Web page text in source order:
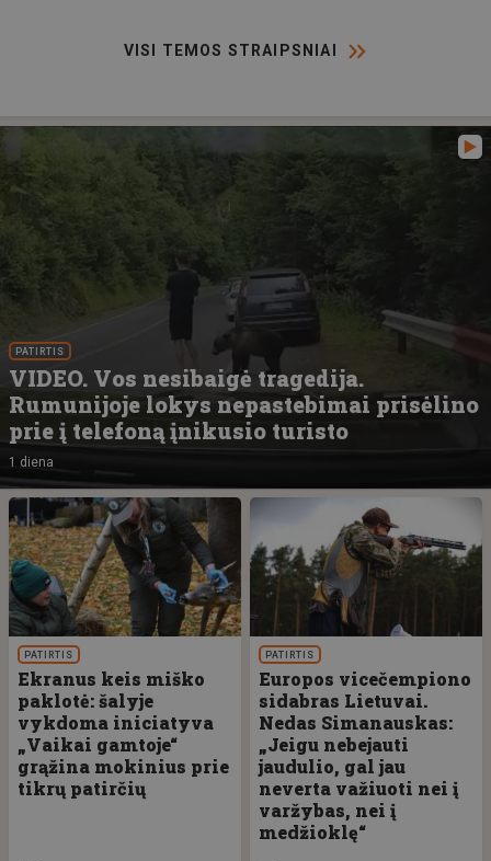
VISI TEMOS STRAIPSNIAI
PATIRTIS
VIDEO. Vos nesibaigė tragedija.
Rumunijoje lokys nepastebimai prisėlino
prie į telefoną įnikusio turisto
1 diena
PATIRTIS
Ekranus keis miško
paklotė: šalyje
vykdoma iniciatyva
„Vaikai gamtoje“
grąžina mokinius prie
tikrų patirčių
PATIRTIS
Europos vicečempiono
sidabras Lietuvai.
Nedas Simanauskas:
„Jeigu nebejauti
jaudulio, gal jau
neverta važiuoti nei į
varžybas, nei į
medžioklę“